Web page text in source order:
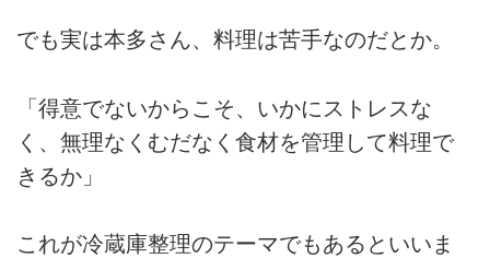
でも実は本多さん、料理は苦手なのだとか。
「得意でないからこそ、いかにストレスな
く、無理なくむだなく食材を管理して料理で
きるか」
これが冷蔵庫整理のテーマでもあるといいま